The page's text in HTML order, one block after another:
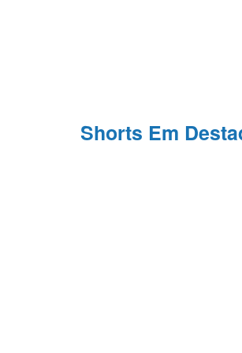
Shorts Em